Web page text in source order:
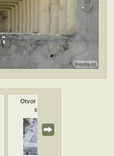
Otvor pro pevnostní
světlomet